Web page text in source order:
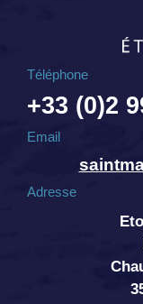
Téléphone
+33 (0)2
Email
Adresse